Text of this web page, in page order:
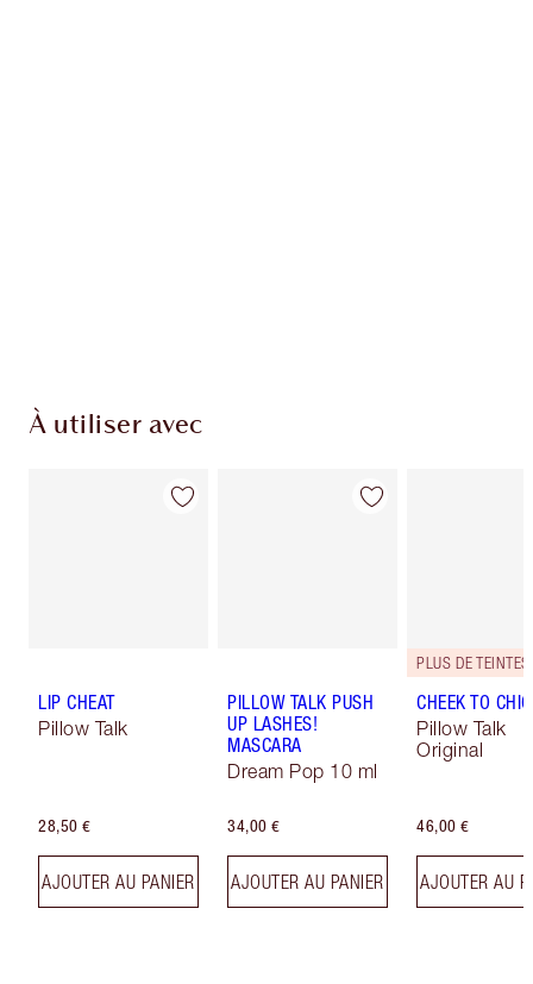
À utiliser avec
LIP CHEAT
Pillow Talk
28,50 €
AJOUTER AU PANIER
PILLOW TALK PUSH
UP LASHES!
MASCARA
Dream Pop 10 ml
34,00 €
AJOUTER AU PANIER
CHEEK TO CHIC
Pillow Talk
Original
46,00 €
AJOUTER AU